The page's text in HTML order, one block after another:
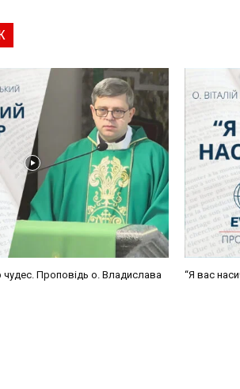
чудес. Проповідь о. Владислава
“Я вас